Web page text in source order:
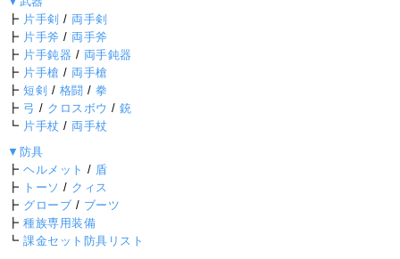
┣ 片手剣 / 両手剣
┣ 片手斧 / 両手斧
┣ 片手鈍器 / 両手鈍器
┣ 片手槍 / 両手槍
┣短剣 / 格闘 /拳
┣ 弓 / クロスボウ /銃
┗ 片手杖 / 両手杖
▼防具
┣ヘルメット / 盾
┣ トーソ / クィス
┣ グローブ / ブーツ
┣種族専用装備
┗課金セット防具リスト